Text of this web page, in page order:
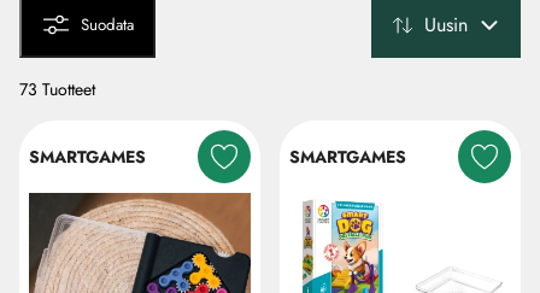
Suodata Uusin
73 Tuotteet
SMARTGAMES SMARTGAMES